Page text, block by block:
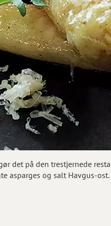
det på den trestjernede
asparges og salt Havgus-ost.